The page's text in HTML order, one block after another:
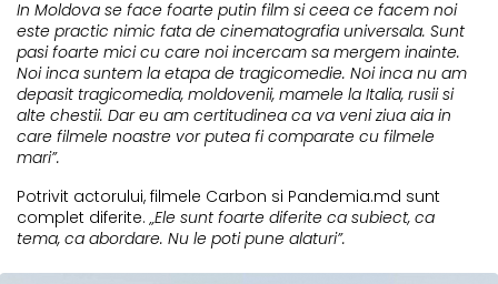
In Moldova se face foarte putin film si ceea ce facem noi
este practic nimic fata de cinematografia universala. Sunt
pasi foarte mici cu care noi incercam sa mergem inainte.
Noi inca suntem la etapa de tragicomedie. Noi inca nu am
depasit tragicomedia, moldovenii, mamele la Italia, rusii si
alte chestii. Dar eu am certitudinea ca va veni ziua aia in
care filmele noastre vor putea fi comparate cu filmele
mari”.
Potrivit actorului, filmele Carbon si Pandemia.md sunt
complet diferite. „Ele sunt foarte diferite ca subiect, ca
tema, ca abordare. Nu le poti pune alaturi”.